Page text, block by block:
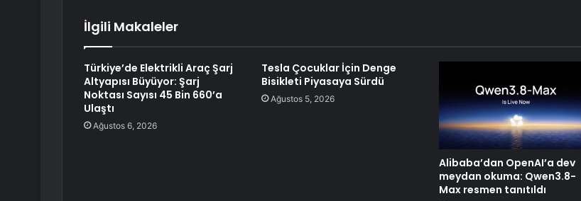
İlgili Makaleler
Türkiye’de Elektrikli Araç Şarj
Altyapısı Büyüyor: Şarj
Noktası Sayısı 45 Bin 660’a
Ulaştı
Ağustos 6, 2026
Tesla Çocuklar İçin Denge
Bisikleti Piyasaya Sürdü
Ağustos 5, 2026
Alibaba’dan OpenAI’a dev
meydan okuma: Qwen3.8-
Max resmen tanıtıldı